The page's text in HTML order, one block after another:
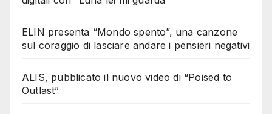
ELIN presenta “Mondo spento”, una canzone
sul coraggio di lasciare andare i pensieri negativi
ALIS, pubblicato il nuovo video di “Poised to
Outlast”